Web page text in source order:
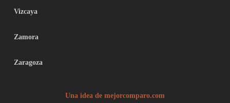
Vizcaya
Zamora
Zaragoza
Una idea de mejorcomparo.com